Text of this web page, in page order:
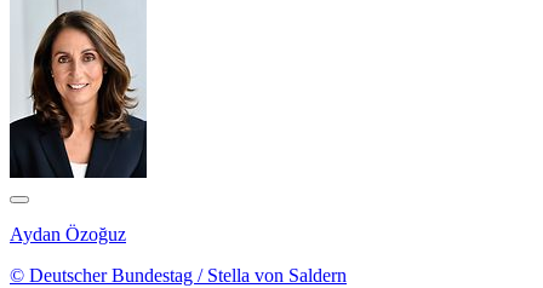
Aydan Özoğuz
© Deutscher Bundestag / Stella von Saldern